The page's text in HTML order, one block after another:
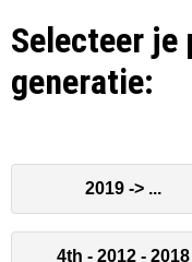
Selecteer je
generatie:
2019 -> ...
4th - 2012 - 2018